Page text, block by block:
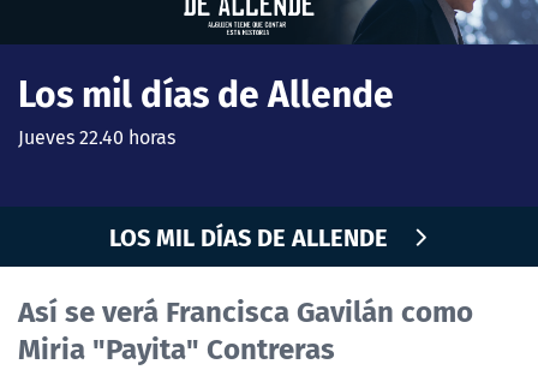
CASTING TVN VERTICAL
TVN VERTICAL
PROGRAMAS
TELESERIES
NTV
Los mil días de Allende
Jueves 22.40 horas
LOS MIL DÍAS DE ALLENDE
Así se verá Francisca Gavilán como
Miria "Payita" Contreras